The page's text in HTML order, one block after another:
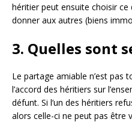
héritier peut ensuite choisir ce
donner aux autres (biens
3. Quelles sont
Le partage amiable n’est pas
l’accord des héritiers sur
défunt. Si l’un des héritiers
alors celle-ci ne peut pas être